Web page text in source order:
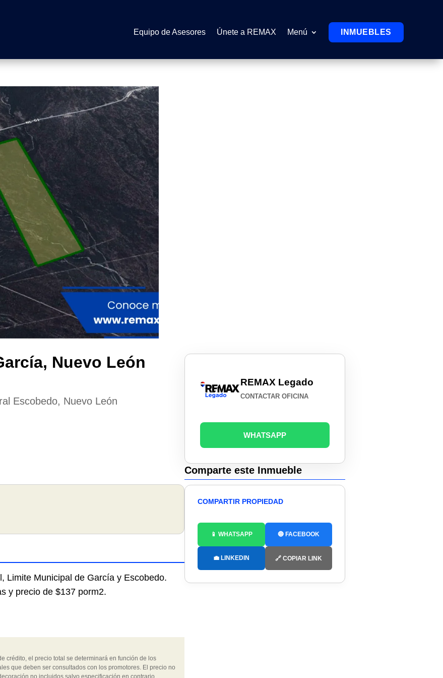
Equipo de Asesores Únete a REMAX Menú INMUEBLES
Nuevo León
Escobedo, Nuevo León
Limite Municipal de García y Escobedo.
y precio de $137 porm2.
crédito, el precio total se determinará en función de los
que deben ser consultados con los promotores. El precio no
no incluidos salvo especificación en contrario.
REMAX Legado
CONTACTAR OFICINA
WHATSAPP
Comparte este Inmueble
COMPARTIR PROPIEDAD
📱 WHATSAPP 🔵 FACEBOOK
💼 LINKEDIN 🔗 COPIAR LINK